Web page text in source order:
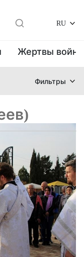
RU
Жертвы
Фильтры